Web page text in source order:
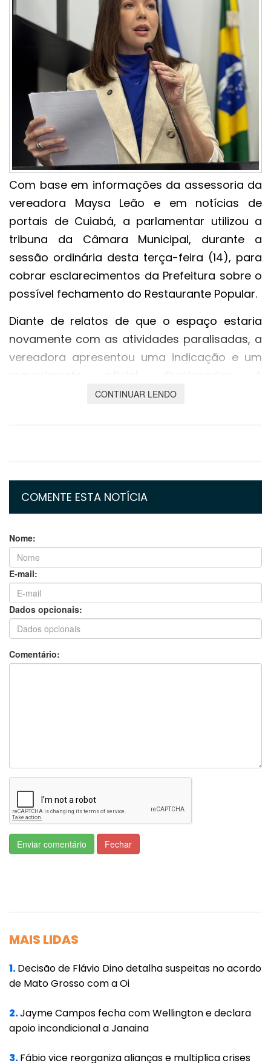
Com base em informações da assessoria da
vereadora Maysa Leão e em notícias de
portais de Cuiabá, a parlamentar utilizou a
tribuna da Câmara Municipal, durante a
sessão ordinária desta terça-feira (14), para
cobrar esclarecimentos da Prefeitura sobre o
possível fechamento do Restaurante Popular.
Diante de relatos de que o espaço estaria
novamente com as atividades paralisadas, a
vereadora apresentou uma indicação e um
Secretaria Municipal de Assistência Social,
situação atual do restaurante, que atende a
capital.
“Fiz questão de protocolar um requerimento
porque estou bastante preocupada. Tivemos
Restaurante Popular, e não podemos permitir
que ele volte a ser fechado, principalmente
por falta de pagamento. As pessoas que se
alimentam ali o fazem porque realmente
precisam”, destacou a parlamentar em seu
pronunciamento.
Maysa Leão lembrou ter sido uma das vozes
da pandemia de Covid-19.
A reabertura, segundo ela, foi resultado direto
das ações de fiscalização e das denúncias
encaminhadas ao Ministério Público. “Nós
entramos nos escombros do Restaurante
e funcionando”, recordou a vereadora.
Ela detalhou que equipamentos foram
“O elevador, por exemplo, custou R$ 80 mil e
só aconteceu graças à fiscalização e às
denúncias que fizemos ao Ministério Público”,
CONTINUAR LENDO
COMENTE ESTA NOTÍCIA
Nome:
E-mail:
Dados opcionais:
Comentário:
Enviar comentário Fechar
MAIS LIDAS
1.Decisão de Flávio Dino detalha suspeitas no acordo
de Mato Grosso com a Oi
2.Jayme Campos fecha com Wellington e declara
apoio incondicional a Janaina
3.Fábio vice reorganiza alianças e multiplica crises